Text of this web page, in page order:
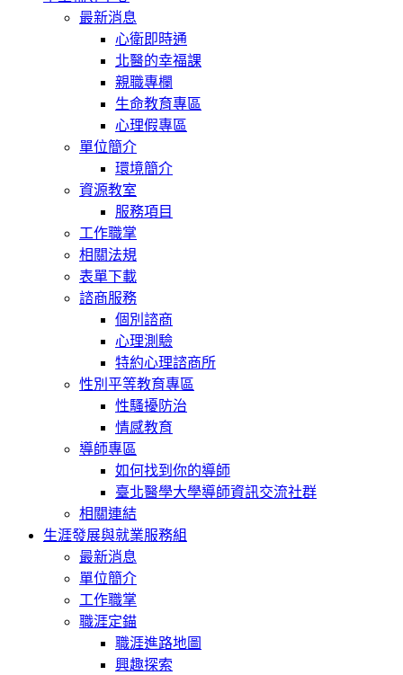
最新消息
心衛即時通
北醫的幸福課
親職專欄
生命教育專區
心理假專區
單位簡介
環境簡介
資源教室
服務項目
工作職掌
相關法規
表單下載
諮商服務
個別諮商
心理測驗
特約心理諮商所
性別平等教育專區
性騷擾防治
情感教育
導師專區
如何找到你的導師
臺北醫學大學導師資訊交流社群
相關連結
生涯發展與就業服務組
最新消息
單位簡介
工作職掌
職涯定錨
職涯進路地圖
興趣探索